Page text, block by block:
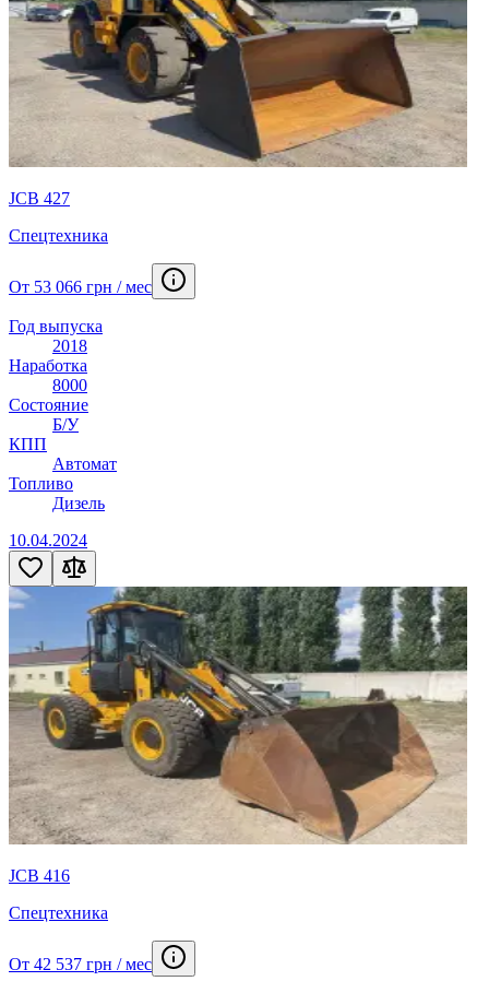
JCB 427
Спецтехника
От 53 066 грн / мес
Год выпуска
2018
Наработка
8000
Состояние
Б/У
КПП
Автомат
Топливо
Дизель
10.04.2024
JCB 416
Спецтехника
От 42 537 грн / мес